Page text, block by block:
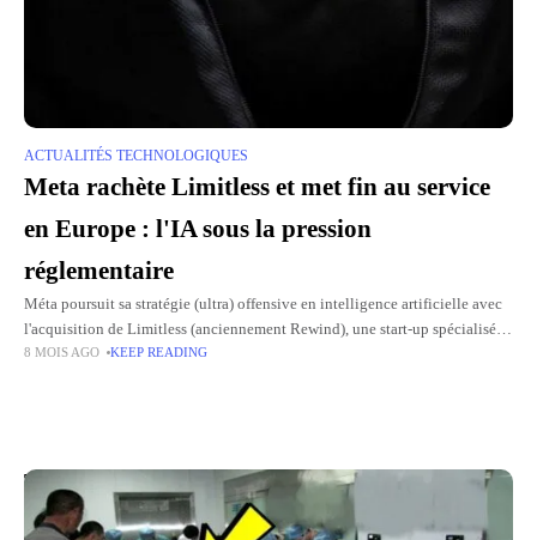
ACTUALITÉS TECHNOLOGIQUES
Meta rachète Limitless et met fin au service
en Europe : l'IA sous la pression
réglementaire
Méta poursuit sa stratégie (ultra) offensive en intelligence artificielle avec
l'acquisition de Limitless (anciennement Rewind), une start-up spécialisée
dans l'enregistrement et l'indexation intelligente de conversations et de
8 MOIS AGO KEEP READING
Top Picks for You